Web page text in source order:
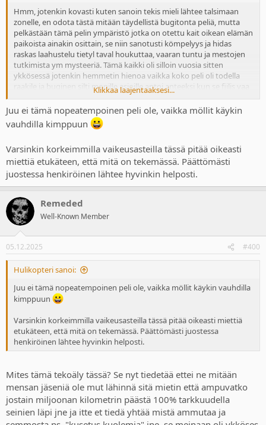
Hmm, jotenkin kovasti kuten sanoin tekis mieli lähtee talsimaan
zonelle, en odota tästä mitään täydellistä bugitonta peliä, mutta
pelkästään tämä pelin ympäristö jotka on otettu kait oikean elämän
paikoista ainakin osittain, se niin sanotusti kömpelyys ja hidas
raskas laahustelu tietyl taval houkuttaa, vaaran tuntu ja mestojen
tutkimista ym mysteeriä. Tämä kaikki oli silloin vuosia sitten
ykkösessä jotenkin hemmetin hienoa vaikka koko peli oli todella
raakile ja buginen silti monille asioille antoi anteeksi kun se fiilis vaa
oli jotenkin niin kuumottavan hienoa.
En tiie, kattoo nyt pystynkö vastustamaan, olishan tuol muitakin
vaihtoehtoja vaikka nyt se uusin ghost of yötei, mutta jostain
Klikkaa laajentaaksesi...
Juu ei tämä nopeatempoinen peli ole, vaikka möllit käykin
vauhdilla kimppuun
Varsinkin korkeimmilla vaikeusasteilla tässä pitää oikeasti
miettiä etukäteen, että mitä on tekemässä. Päättömästi
juostessa henkiröinen lähtee hyvinkin helposti.
Remeded
Well-Known Member
05.12.2025 #400
Hulikopteri sanoi:
Juu ei tämä nopeatempoinen peli ole, vaikka möllit käykin vauhdilla
kimppuun
Varsinkin korkeimmilla vaikeusasteilla tässä pitää oikeasti miettiä
etukäteen, että mitä on tekemässä. Päättömästi juostessa
henkiröinen lähtee hyvinkin helposti.
Mites tämä tekoäly tässä? Se nyt tiedetää ettei ne mitään
mensan jäseniä ole mut lähinnä sitä mietin että ampuvatko
jostain miljoonan kilometrin päästä 100% tarkkuudella
seinien läpi jne ja itte et tiedä yhtää mistä ammutaa ja